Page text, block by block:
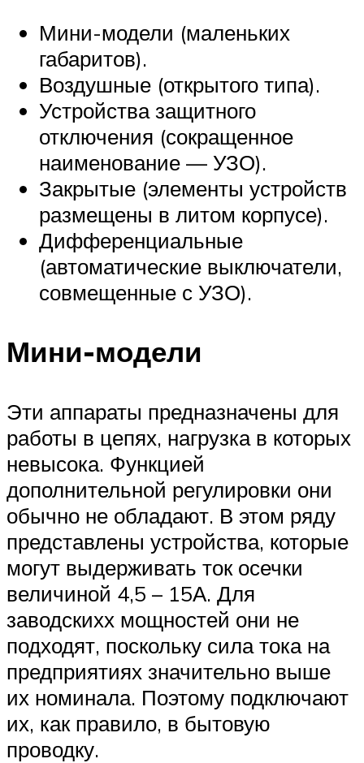
Мини-модели (маленьких
габаритов).
Воздушные (открытого типа).
Устройства защитного
отключения (сокращенное
наименование — УЗО).
Закрытые (элементы устройств
размещены в литом корпусе).
Дифференциальные
(автоматические выключатели,
совмещенные с УЗО).
Мини-модели
Эти аппараты предназначены для
работы в цепях, нагрузка в которых
невысока. Функцией
дополнительной регулировки они
обычно не обладают. В этом ряду
представлены устройства, которые
могут выдерживать ток осечки
величиной 4,5 – 15А. Для
заводскихх мощностей они не
подходят, поскольку сила тока на
предприятиях значительно выше
их номинала. Поэтому подключают
их, как правило, в бытовую
проводку.